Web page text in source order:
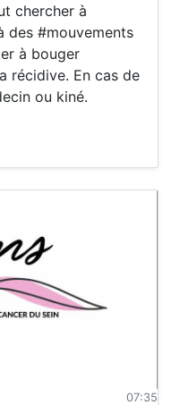
chercher à
des #mouvements
à bouger
récidive. En cas de
ou kiné.
07:35